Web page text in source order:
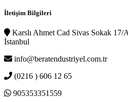
İletişim Bilgileri
Karslı Ahmet Cad Sivas Sokak 17/
İstanbul
info@beratendustriyel.com.tr
(0216 ) 606 12 65
905353351559